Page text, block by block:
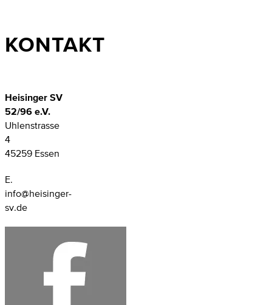
KONTAKT
Heisinger SV
52/96 e.V.
Uhlenstrasse
4
45259 Essen
E.
info@heisinger-
sv.de